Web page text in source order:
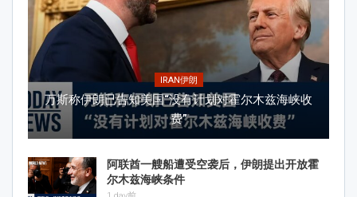
IRAN伊朗
万斯称伊朗已告知美国“没有计划对霍尔木兹海峡收
费”
阿联酋一艘船遭受空袭后，伊朗提出开放霍
尔木兹海峡条件